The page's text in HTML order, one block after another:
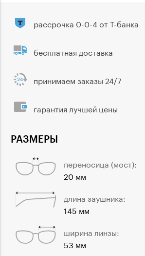
РАЗМЕРЫ
переносица (мост):
20 мм
длина заушника:
145 мм
ширина линзы:
53 мм
рассрочка 0-0-4 от Т-банка
бесплатная доставка
принимаем заказы 24/7
гарантия лучшей цены